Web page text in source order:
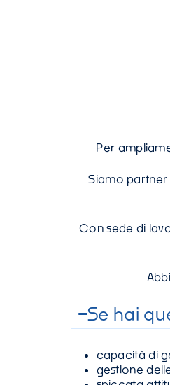
Per
Siamo partner
Con sede di
Se hai
capacità di
gestione